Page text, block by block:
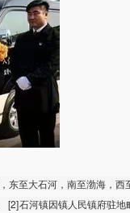
至大石河，南至渤海，
石河镇因镇人民镇府驻